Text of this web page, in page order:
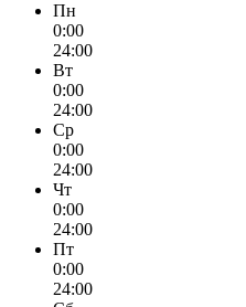
Пн
0:00
24:00
Вт
0:00
24:00
Ср
0:00
24:00
Чт
0:00
24:00
Пт
0:00
24:00